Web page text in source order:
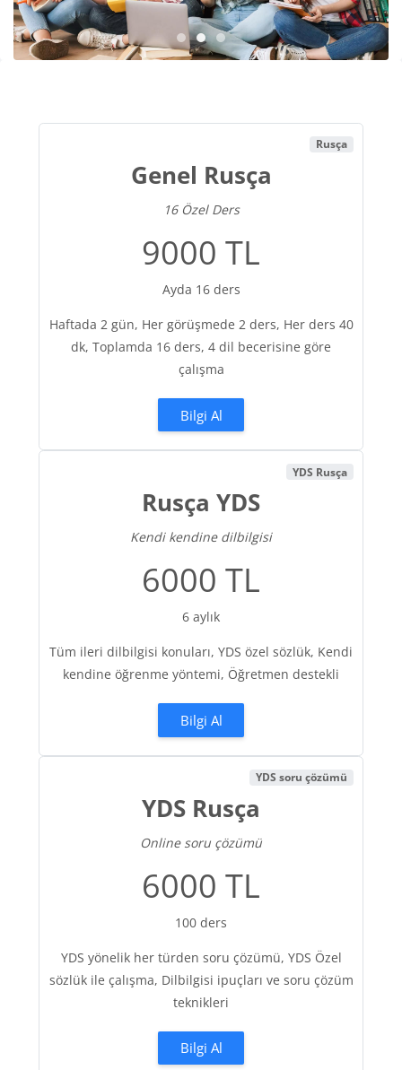
Slideshow item 0
Slideshow item 1
Slideshow item 2
Rusça
Genel Rusça
16 Özel Ders
9000 TL
Ayda 16 ders
Haftada 2 gün, Her görüşmede 2 ders, Her ders 40
dk, Toplamda 16 ders, 4 dil becerisine göre
çalışma
Bilgi Al
YDS Rusça
Rusça YDS
Kendi kendine dilbilgisi
6000 TL
6 aylık
Tüm ileri dilbilgisi konuları, YDS özel sözlük, Kendi
kendine öğrenme yöntemi, Öğretmen destekli
Bilgi Al
YDS soru çözümü
YDS Rusça
Online soru çözümü
6000 TL
100 ders
YDS yönelik her türden soru çözümü, YDS Özel
sözlük ile çalışma, Dilbilgisi ipuçları ve soru çözüm
teknikleri
Bilgi Al